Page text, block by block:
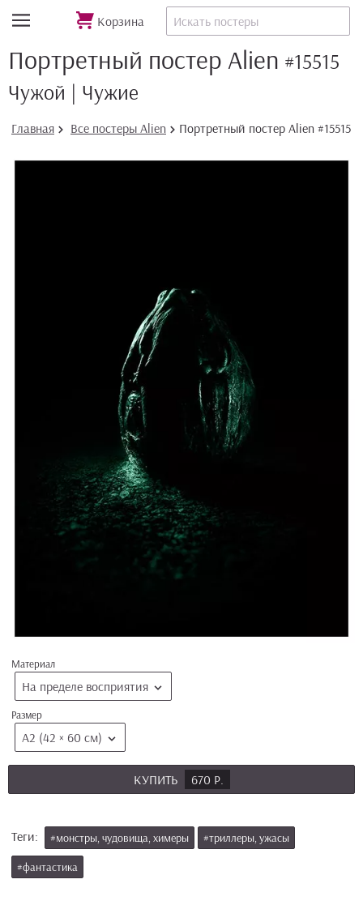
Корзина
Портретный постер Alien #15515
Чужой | Чужие
Главная Все постеры Alien Портретный постер Alien #15515
Материал
На пределе восприятия
Размер
А2 (42 × 60 см)
КУПИТЬ 670 Р.
Теги: #монстры, чудовища, химеры
#триллеры, ужасы
#фантастика